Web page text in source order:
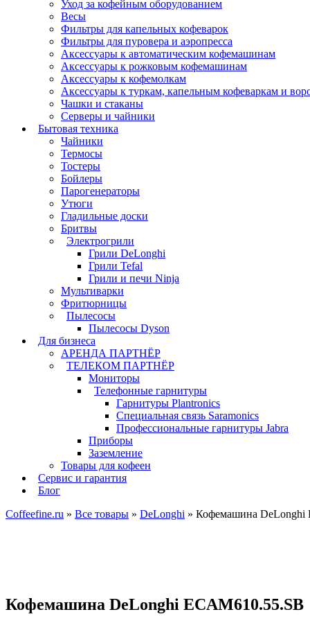
Уход за кофейным оборудованием
Весы
Фильтры для капельных кофеварок
Фильтры для пуровера и аэропресса
Аксессуары к автоматическим кофемашинам
Аксессуары к рожковым кофемашинам
Аксессуары к кофемолкам
Аксессуары к туркам, капельным кофеваркам и
Чашки и стаканы
Серверы и чайники
Бытовая техника
Чайники
Термосы
Тостеры
Бойлеры
Парогенераторы
Утюги
Гладильные доски
Бритвы
Электрогрили
Грили DeLonghi
Грили Tefal
Грили и печи Ninja
Мультиварки
Фритюрницы
Пылесосы
Пылесосы Dyson
Для бизнеса
АРЕНДА ПАРТНЁР
ТЕЛЕКОМ ПАРТНЁР
Мониторы
Телефонные гарнитуры
Гарнитуры Plantronics
Специальная связь Saramonics
Профессиональные гарнитуры Jabra
Приборы
Заземление
Товары для кофеен
Сервис и гарантия
Блог
Coffeefine.ru » Все товары » DeLonghi » Кофемашина DeLonghi
Кофемашина DeLonghi ECAM610.55.SB